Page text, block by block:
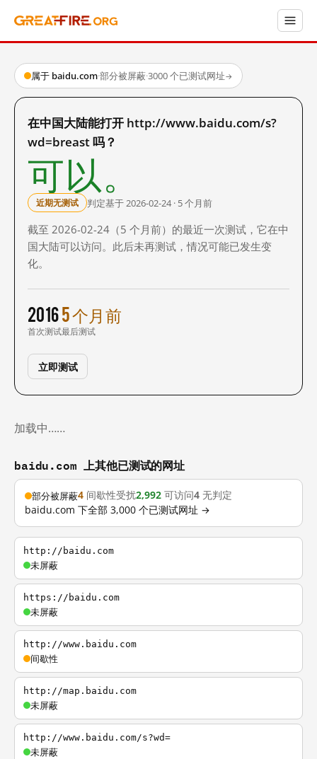
属于 baidu.com·部分被屏蔽·3000 个已测试网址→
在中国大陆能打开 http://www.baidu.com/s?
wd=breast 吗？
可以。
近期无测试 判定基于 2026-02-24 · 5 个月前
截至 2026-02-24（5 个月前）的最近一次测试，它在中
国大陆可以访问。此后未再测试，情况可能已发生变
化。
2016
首次测试
5 个月前
最后测试
立即测试
加载中……
baidu.com 上其他已测试的网址
部分被屏蔽4 间歇性受扰2,992 可访问4 无判定
baidu.com 下全部 3,000 个已测试网址 →
http://baidu.com
未屏蔽
https://baidu.com
未屏蔽
http://www.baidu.com
间歇性
http://map.baidu.com
未屏蔽
http://www.baidu.com/s?wd=
未屏蔽